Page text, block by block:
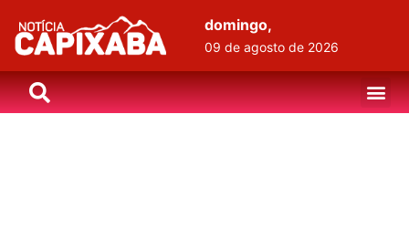
domingo,
09 de agosto de 2026